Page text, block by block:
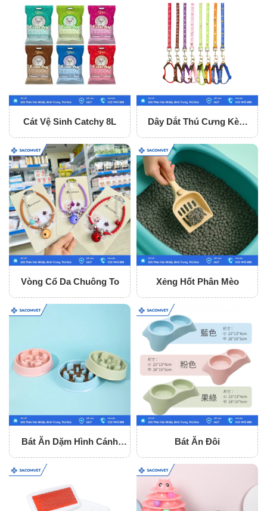
Cát Vệ Sinh Catchy 8L
Dây Dắt Thú Cưng Kèm
Vòng Cổ Da Chuông To Xẻng Hốt Phân Mèo
Bát Ăn Dặm Hình Cánh
Bát Ăn Đôi